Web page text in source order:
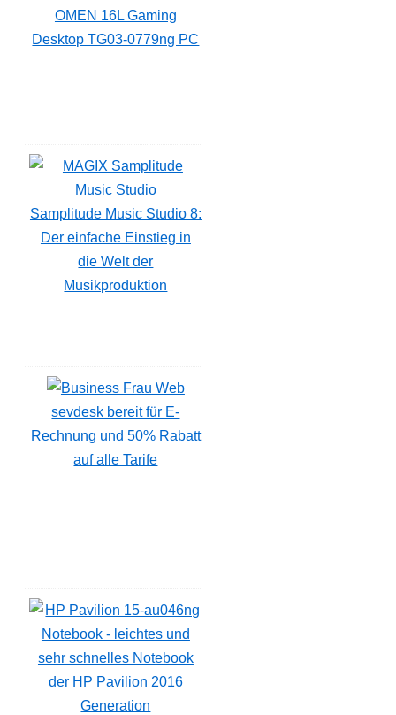
OMEN 16L Gaming
Desktop TG03-0779ng PC
Samplitude Music Studio 8:
Der einfache Einstieg in
die Welt der
Musikproduktion
sevdesk bereit für E-
Rechnung und 50% Rabatt
auf alle Tarife